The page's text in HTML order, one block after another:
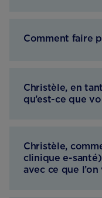
Comment faire
Christèle, en
qu’est-ce que
Christèle,
clinique e-
avec ce que